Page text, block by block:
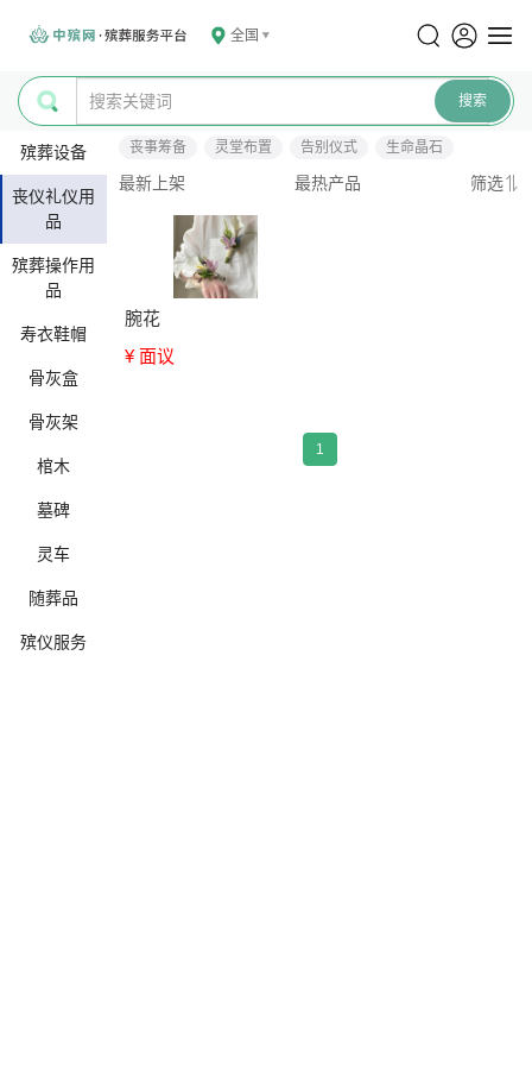
全国
殡葬设备
丧仪礼仪用
品
殡葬操作用
品
寿衣鞋帽
骨灰盒
骨灰架
棺木
墓碑
灵车
随葬品
殡仪服务
丧事筹备 灵堂布置 告别仪式 生命晶石
最新上架 最热产品 筛选
腕花
¥ 面议
1